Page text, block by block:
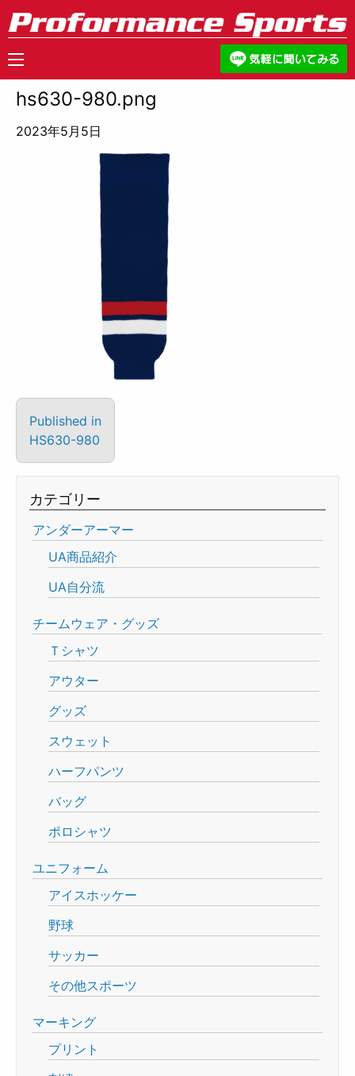
hs630-980.png
2023年5月5日
Published in
HS630-980
カテゴリー
アンダーアーマー
UA商品紹介
UA自分流
チームウェア・グッズ
Ｔシャツ
アウター
グッズ
スウェット
ハーフパンツ
バッグ
ポロシャツ
ユニフォーム
アイスホッケー
野球
サッカー
その他スポーツ
マーキング
プリント